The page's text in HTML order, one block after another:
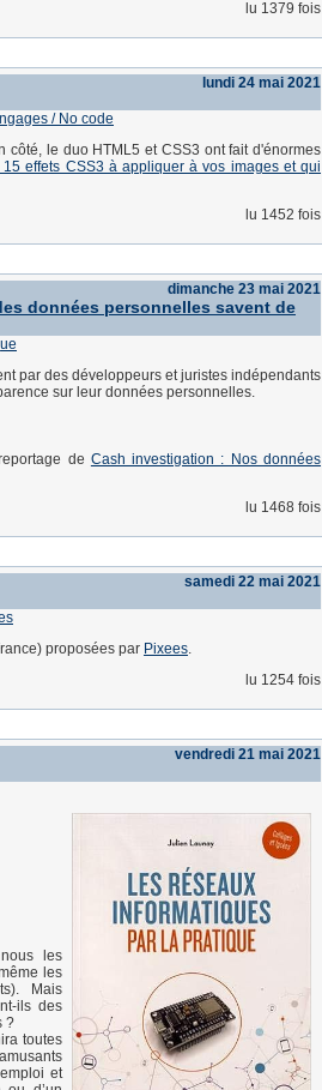
lu 1379 fois
lundi 24 mai 2021
/ No code
le duo HTML5 et CSS3 ont fait d'énormes
15 effets CSS3 à appliquer à vos images et qui
lu 1452 fois
dimanche 23 mai 2021
données personnelles savent de
par des développeurs et juristes indépendants
sur leur données personnelles.
de Cash investigation : Nos données
lu 1468 fois
samedi 22 mai 2021
proposées par Pixees.
lu 1254 fois
vendredi 21 mai 2021
les
les
Mais
ils des
?
toutes
et